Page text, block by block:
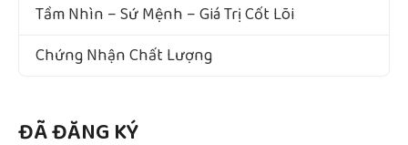
Tầm Nhìn – Sứ Mệnh – Giá Trị Cốt Lõi
Chứng Nhận Chất Lượng
ĐÃ ĐĂNG KÝ